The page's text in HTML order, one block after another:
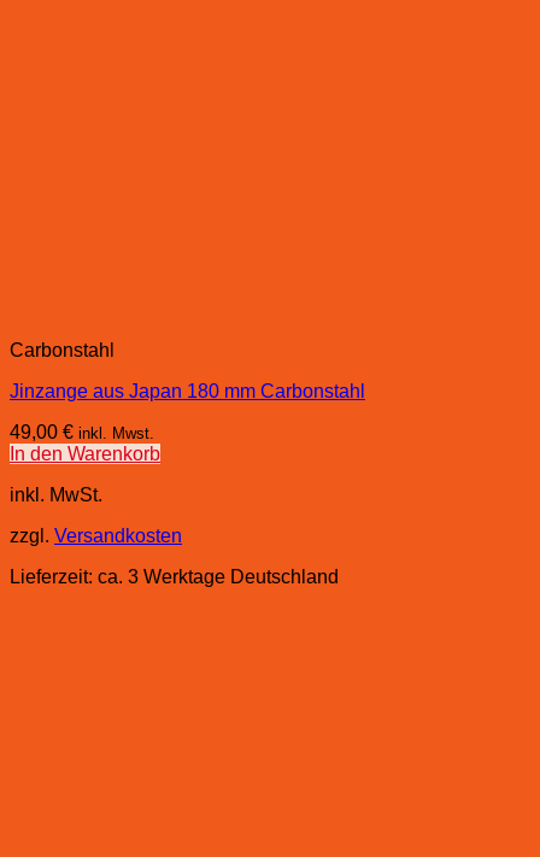
Carbonstahl
Jinzange aus Japan 180 mm Carbonstahl
49,00 € inkl. Mwst.
In den Warenkorb
inkl. MwSt.
zzgl. Versandkosten
Lieferzeit: ca. 3 Werktage Deutschland